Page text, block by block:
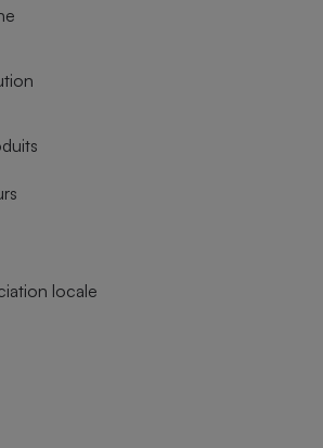
locale